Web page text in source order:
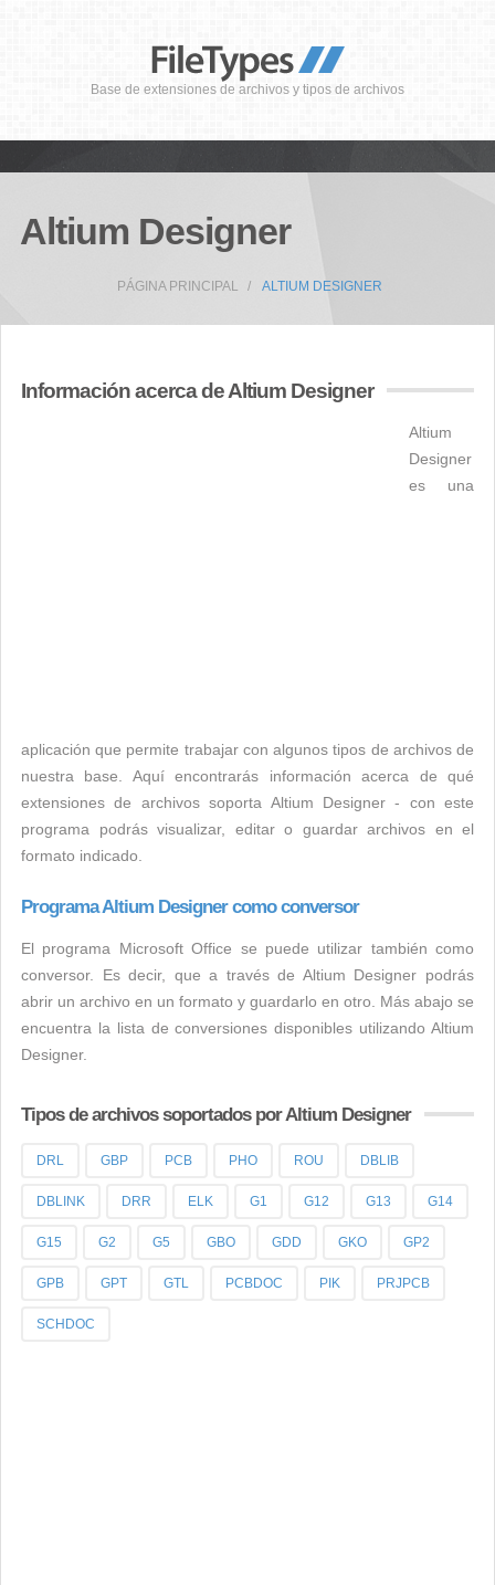
Base de extensiones de archivos y tipos de archivos
Altium Designer
PÁGINA PRINCIPAL ALTIUM DESIGNER
Información acerca de Altium Designer
Altium
Designer
es una
aplicación que permite trabajar con algunos tipos de archivos de
nuestra base. Aquí encontrarás información acerca de qué
extensiones de archivos soporta Altium Designer - con este
programa podrás visualizar, editar o guardar archivos en el
formato indicado.
Programa Altium Designer como conversor
El programa Microsoft Office se puede utilizar también como
conversor. Es decir, que a través de Altium Designer podrás
abrir un archivo en un formato y guardarlo en otro. Más abajo se
encuentra la lista de conversiones disponibles utilizando Altium
Designer.
Tipos de archivos soportados por Altium Designer
DRL GBP PCB PHO ROU DBLIB
DBLINK DRR ELK G1 G12 G13 G14
G15 G2 G5 GBO GDD GKO GP2
GPB GPT GTL PCBDOC PIK PRJPCB
SCHDOC